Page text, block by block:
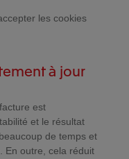
les cookies
à jour
est
et le résultat
de temps et
En outre, cela réduit